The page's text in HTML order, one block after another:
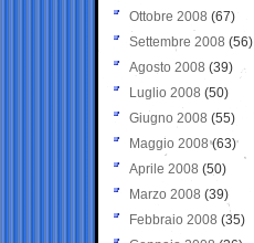
Ottobre 2008 (67)
Settembre 2008 (56)
Agosto 2008 (39)
Luglio 2008 (50)
Giugno 2008 (55)
Maggio 2008(63)
Aprile 2008 (50)
Marzo 2008 (39)
Febbraio 2008 (35)